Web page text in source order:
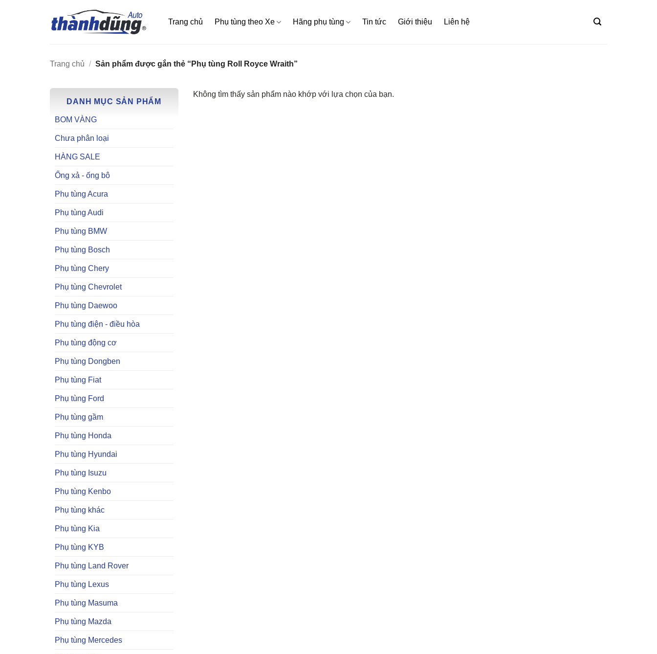
Trang chủ Phụ tùng theo Xe Hãng phụ tùng Tin tức Giới thiệu Liên hệ
Trang chủ / Sản phẩm được gắn thẻ “Phụ tùng Roll Royce Wraith”
DANH MỤC SẢN PHẨM
BOM VÀNG
Chưa phân loại
HÀNG SALE
Ống xả - ống bô
Phụ tùng Acura
Phụ tùng Audi
Phụ tùng BMW
Phụ tùng Bosch
Phụ tùng Chery
Phụ tùng Chevrolet
Phụ tùng Daewoo
Phụ tùng điện - điều hòa
Phụ tùng động cơ
Phụ tùng Dongben
Phụ tùng Fiat
Phụ tùng Ford
Phụ tùng gầm
Phụ tùng Honda
Phụ tùng Hyundai
Phụ tùng Isuzu
Phụ tùng Kenbo
Phụ tùng khác
Phụ tùng Kia
Phụ tùng KYB
Phụ tùng Land Rover
Phụ tùng Lexus
Phụ tùng Masuma
Phụ tùng Mazda
Phụ tùng Mercedes
Không tìm thấy sản phẩm nào khớp với lựa chọn của bạn.